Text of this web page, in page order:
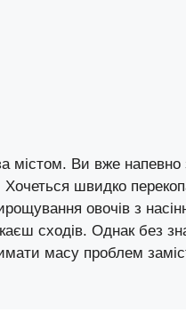
містом. Ви вже
Хочеться швидко
овочів з
сходів. Однак без
масу проблем